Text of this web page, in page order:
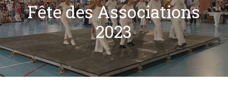
Fête des Associations
2023